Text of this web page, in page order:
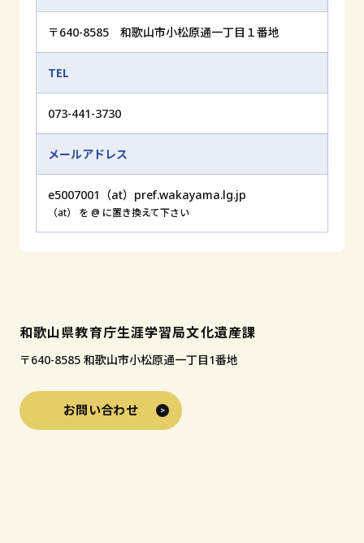
〒640-8585 和歌山市小松原通一丁目１番地
TEL
073-441-3730
メールアドレス
e5007001（at）pref.wakayama.lg.jp
（at） を @ に置き換えて下さい
和歌山県教育庁生涯学習局文化遺産課
〒640-8585 和歌山市小松原通一丁目1番地
お問い合わせ